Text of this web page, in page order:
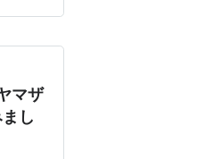
マザ
し